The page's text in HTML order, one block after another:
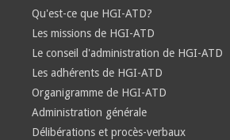
Qu'est-ce que HGI-ATD?
Les missions de HGI-ATD
Le conseil d'administration de HGI-ATD
Les adhérents de HGI-ATD
Organigramme de HGI-ATD
Administration générale
Délibérations et procès-verbaux